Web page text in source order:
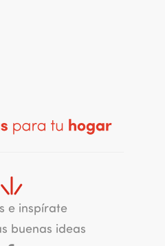
e inspírate
buenas ideas